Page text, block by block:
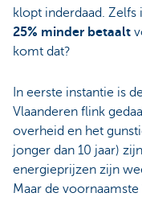
klopt inderdaad.
25% minder betaalt
komt dat?
In eerste instantie is
Vlaanderen flink
overheid en het
jonger dan 10 jaar)
energieprijzen zijn
Maar de